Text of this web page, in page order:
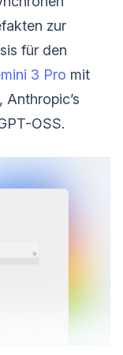
zur
für den
3 Pro mit
OSS.